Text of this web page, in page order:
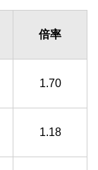
倍率
1.70
1.18